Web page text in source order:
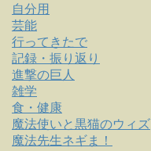
自分用
芸能
行ってきたで
記録・振り返り
進撃の巨人
雑学
食・健康
魔法使いと黒猫のウィズ
魔法先生ネギま！